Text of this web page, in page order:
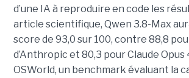
d’une IA à reproduire en code les
article scientifique, Qwen 3.8-Max
score de 93,0 sur 100, contre 88,8
d’Anthropic et 80,3 pour Claude Opus
OSWorld, un benchmark évaluant la